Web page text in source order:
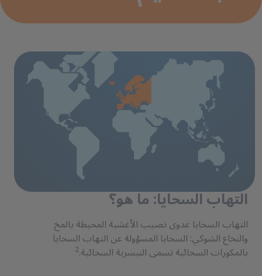
التهاب السحايا: ما هو؟
التهاب السحايا عدوى تصيب الأغشية المحيطة بالمخ
والنخاع الشوكي: السحايا المسؤولة عن التهاب السحايا
بالمكورات السحائية تسمى النيسرية السحائية.2